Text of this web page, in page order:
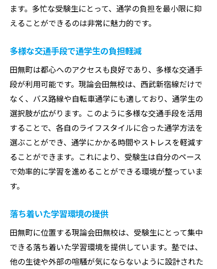
ます。多忙な受験生にとって、通学の負担を最小限に抑
えることができるのは非常に魅力的です。
多様な交通手段で通学生の負担軽減
田無町は都心へのアクセスも良好であり、多様な交通手
段が利用可能です。現論会田無校は、西武新宿線だけで
なく、バス路線や自転車通学にも適しており、通学生の
選択肢が広がります。このように多様な交通手段を活用
することで、各自のライフスタイルに合った通学方法を
選ぶことができ、通学にかかる時間やストレスを軽減す
ることができます。これにより、受験生は自分のペース
で効率的に学習を進めることができる環境が整っていま
す。
落ち着いた学習環境の提供
田無町に位置する現論会田無校は、受験生にとって集中
できる落ち着いた学習環境を提供しています。塾では、
他の生徒や外部の喧騒が気にならないように設計された